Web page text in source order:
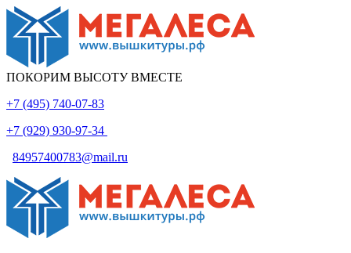
ПОКОРИМ ВЫСОТУ ВМЕСТЕ
+7 (495) 740-07-83
+7 (929) 930-97-34
84957400783@mail.ru